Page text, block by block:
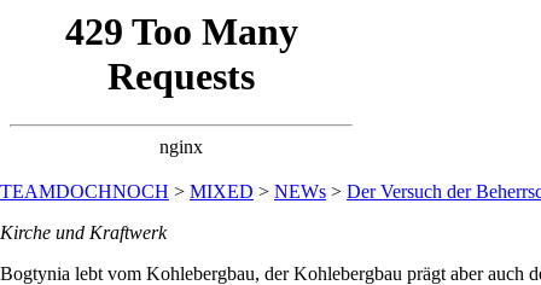
TEAMDOCHNOCH > MIXED > NEWs > Der Versuch der
Kirche und Kraftwerk
Bogtynia lebt vom Kohlebergbau, der Kohlebergbau prägt aber auch